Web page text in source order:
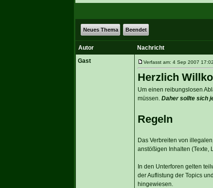
Neues Thema Beendet
Autor
Nachricht
Gast
Verfasst am: 4 Sep 2007
Herzlich
Um einen reibungslosen
müssen. Daher sollte sich
Regeln
Das Verbreiten von
anstößigen Inhalten (Texte,
In den Unterforen gelten
der Auflistung der Topics
hingewiesen.